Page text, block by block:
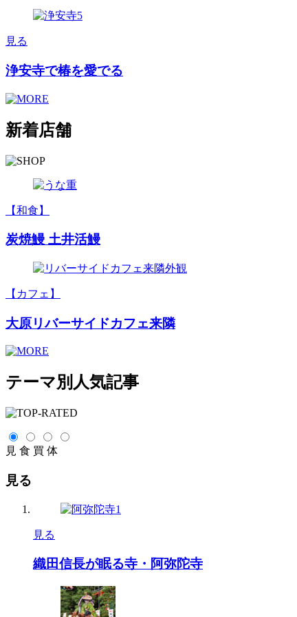
見る
浄安寺で椿を愛でる
新着店舗
【和食】
炭焼鰻 土井活鰻
【カフェ】
大原リバーサイドカフェ来隣
テーマ別人気記事
見 食 買 体
見る
見る
織田信長が眠る寺・阿弥陀寺